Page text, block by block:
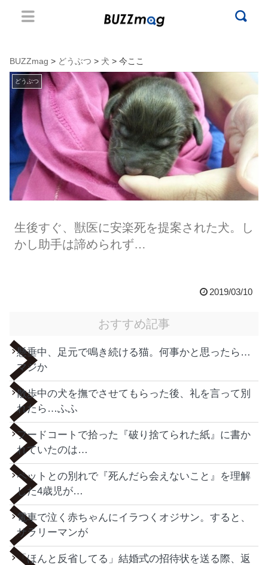
BUZZmag > どうぶつ > 犬 > 今ここ
どうぶつ
生後すぐ、獣医に安楽死を提案された犬。し
かし助手は諦められず…
2019/03/10
おすすめ記事
懸垂中、足元で鳴き続ける猫。何事かと思ったら…
マジか
散歩中の犬を撫でさせてもらった後、礼を言って別
れたら…ふふ
フードコートで拾った『破り捨てられた紙』に書か
れていたのは…
ペットとの別れで『死んだら会えないこと』を理解
した4歳児が…
電車で泣く赤ちゃんにイラつくオジサン。すると、
サラリーマンが
「ほんと反省してる」結婚式の招待状を送る際、返